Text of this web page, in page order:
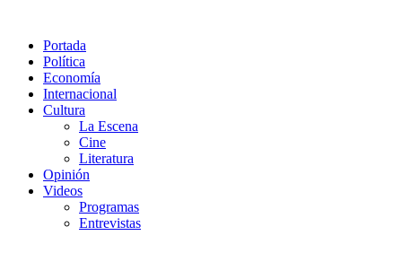
Portada
Política
Economía
Internacional
Cultura
La Escena
Cine
Literatura
Opinión
Videos
Programas
Entrevistas